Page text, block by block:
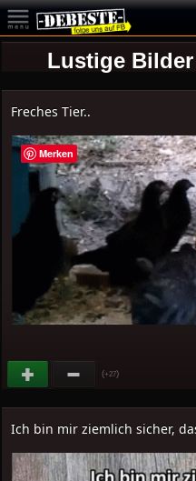
Lustige
Freches Tier..
(+27)
Ich bin mir ziemlich sicher,
Merken